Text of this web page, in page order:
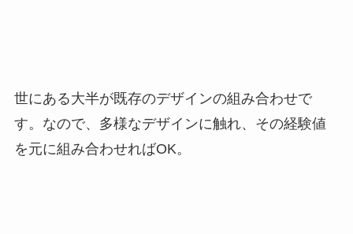
世にある大半が既存のデザインの組み合わせで
す。なので、多様なデザインに触れ、その経験値
を元に組み合わせればOK。